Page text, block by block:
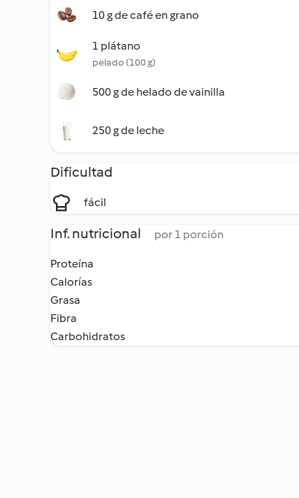
10 g de café en grano
1 plátano
pelado (100 g)
500 g de helado de vainilla
250 g de leche
Dificultad
fácil
Inf. nutricional por 1 porción
Proteína
Calorías
Grasa
Fibra
Carbohidratos